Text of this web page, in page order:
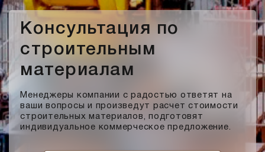
Консультация по
строительным
материалам
Менеджеры компании с радостью ответят на
ваши вопросы и произведут расчет стоимости
строительных материалов, подготовят
индивидуальное коммерческое предложение.